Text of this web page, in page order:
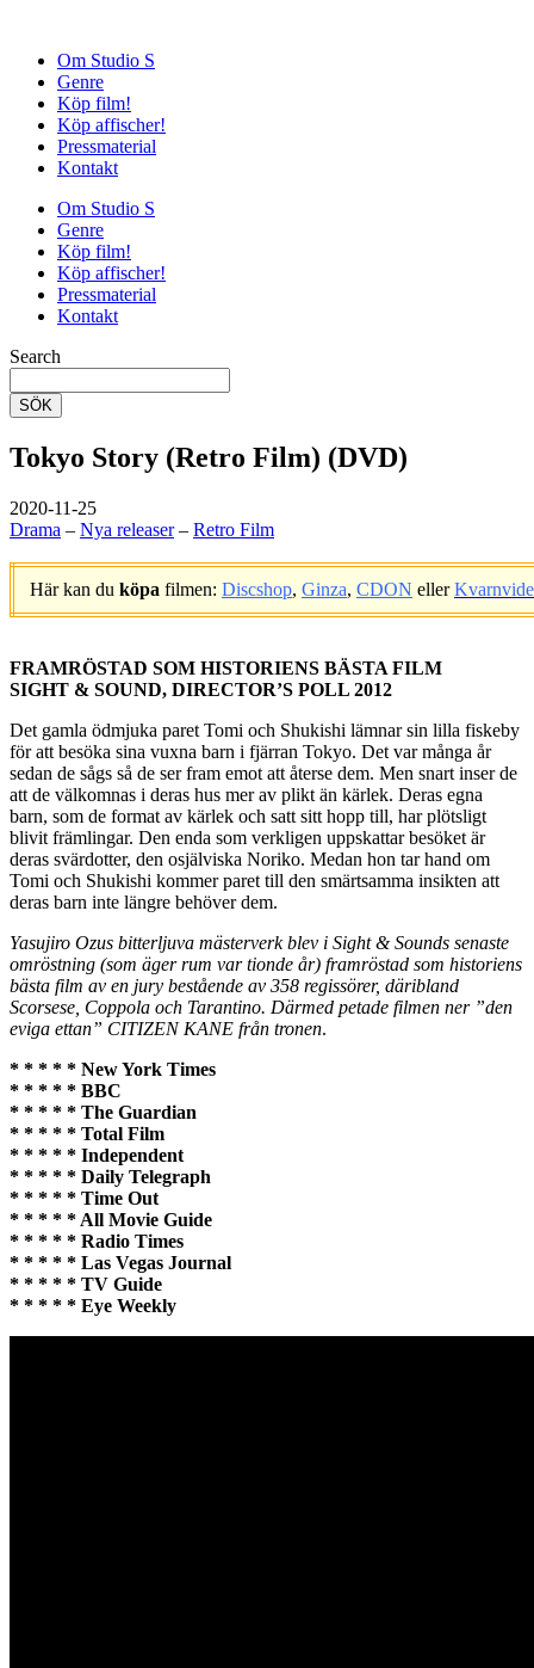
Om Studio S
Genre
Köp film!
Köp affischer!
Pressmaterial
Kontakt
Om Studio S
Genre
Köp film!
Köp affischer!
Pressmaterial
Kontakt
Search
SÖK
Tokyo Story (Retro Film) (DVD)
2020-11-25
Drama – Nya releaser– Retro Film
Här kan du köpa filmen: Discshop, Ginza, CDON eller
FRAMRÖSTAD SOM HISTORIENS BÄSTA FILM
SIGHT & SOUND, DIRECTOR’S POLL 2012
Det gamla ödmjuka paret Tomi och Shukishi lämnar sin lilla fiskeby
för att besöka sina vuxna barn i fjärran Tokyo. Det var många år
sedan de sågs så de ser fram emot att återse dem. Men snart inser de
att de välkomnas i deras hus mer av plikt än kärlek. Deras egna
barn, som de format av kärlek och satt sitt hopp till, har plötsligt
blivit främlingar. Den enda som verkligen uppskattar besöket är
deras svärdotter, den osjälviska Noriko. Medan hon tar hand om
Tomi och Shukishi kommer paret till den smärtsamma insikten att
deras barn inte längre behöver dem.
Yasujiro Ozus bitterljuva mästerverk blev i Sight & Sounds senaste
omröstning (som äger rum var tionde år) framröstad som historiens
bästa film av en jury bestående av 358 regissörer, däribland
Scorsese, Coppola och Tarantino. Därmed petade filmen ner ”den
eviga ettan” CITIZEN KANE från tronen.
* * * * * New York Times
* * * * * BBC
* * * * * The Guardian
* * * * * Total Film
* * * * * Independent
* * * * * Daily Telegraph
* * * * * Time Out
* * * * * All Movie Guide
* * * * * Radio Times
* * * * * Las Vegas Journal
* * * * * TV Guide
* * * * * Eye Weekly